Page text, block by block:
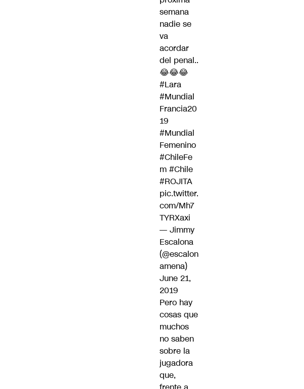
semana
nadie se
va
acordar
del penal..
😂😂😂
#Lara
#Mundial
Francia20
19
#Mundial
Femenino
#ChileFe
m #Chile
#ROJITA
pic.twitter.
com/Mh7
TYRXaxi
— Jimmy
Escalona
(@escalon
amena)
June 21,
2019
Pero hay
cosas que
muchos
no saben
sobre la
jugadora
que,